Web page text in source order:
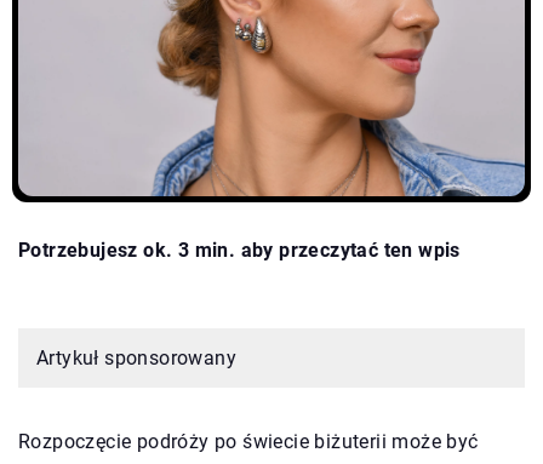
Potrzebujesz ok. 3 min. aby przeczytać ten wpis
Artykuł sponsorowany
Rozpoczęcie podróży po świecie biżuterii może być